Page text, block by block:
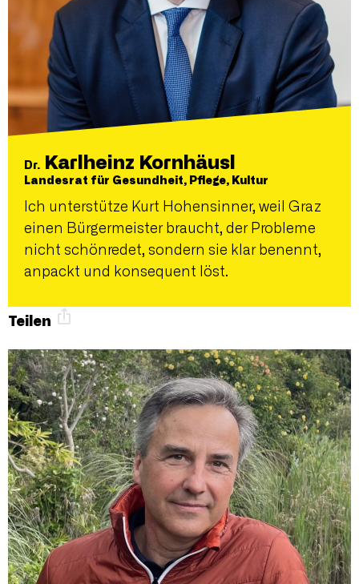
Dr. Karlheinz Kornhäusl
Landesrat für Gesundheit, Pflege, Kultur
Ich unterstütze Kurt Hohensinner, weil Graz
einen Bürgermeister braucht, der Probleme
nicht schönredet, sondern sie klar benennt,
anpackt und konsequent löst.
Teilen